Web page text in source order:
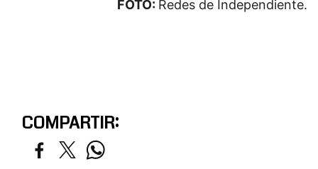
FOTO: Redes de Independiente.
COMPARTIR: